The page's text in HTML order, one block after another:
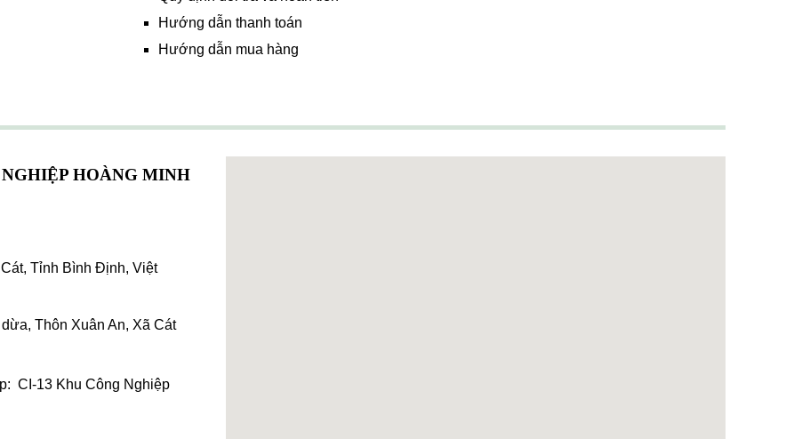
Hướng dẫn thanh toán
Hướng dẫn mua hàng
HOÀNG MINH
Tỉnh Bình Định, Việt
Thôn Xuân An, Xã Cát
CI-13 Khu Công Nghiệp